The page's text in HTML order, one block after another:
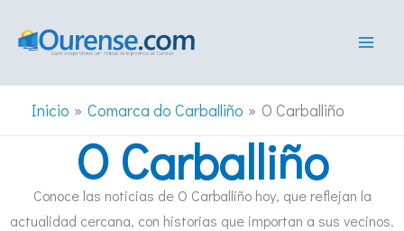
Inicio Comarca do Carballiño O Carballiño
O Carballiño
Conoce las noticias de O Carballiño hoy, que reflejan la
actualidad cercana, con historias que importan a sus vecinos.